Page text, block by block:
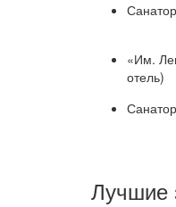
«Им.
отель)
Лучшие